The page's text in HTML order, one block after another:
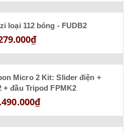
loại 112 bóng - FUDB2
Micro 2 Kit: Slider điện +
+ đầu Tripod FPMK2